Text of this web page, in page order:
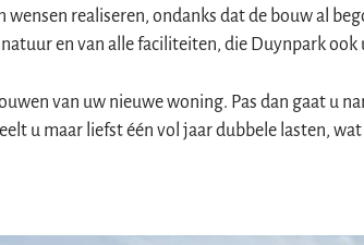
realiseren, ondanks dat de bouw al
en van alle faciliteiten, die Duynpark ook
van uw nieuwe woning. Pas dan gaat u
u maar liefst één vol jaar dubbele lasten,